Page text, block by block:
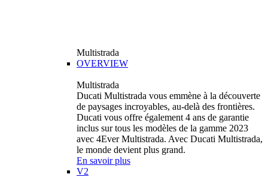
Multistrada
OVERVIEW
Multistrada
Ducati Multistrada vous emmène à la découverte
de paysages incroyables, au-delà des frontières.
Ducati vous offre également 4 ans de garantie
inclus sur tous les modèles de la gamme 2023
avec 4Ever Multistrada. Avec Ducati Multistrada,
le monde devient plus grand.
En savoir plus
V2